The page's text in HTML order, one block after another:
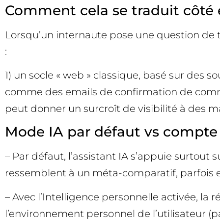
Comment cela se traduit
Lorsqu’un internaute pose une question de
:
1) un socle « web » classique, basé sur des
comme des emails de confirmation de
peut donner un surcroît de visibilité à des
Mode IA par défaut vs
– Par défaut, l’assistant IA s’appuie
ressemblent à un méta-comparatif, parfois
– Avec l’Intelligence personnelle activée, la
l’environnement personnel de l’utilisateur